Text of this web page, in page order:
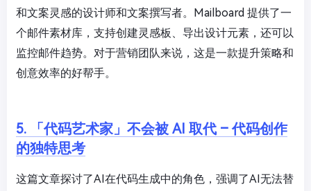
和文案灵感的设计师和文案撰写者。Mailboard 提供了一
个邮件素材库，支持创建灵感板、导出设计元素，还可以
监控邮件趋势。对于营销团队来说，这是一款提升策略和
创意效率的好帮手。
5. 「代码艺术家」不会被 AI 取代 – 代码创作
的独特思考
这篇文章探讨了AI在代码生成中的角色，强调了AI无法替